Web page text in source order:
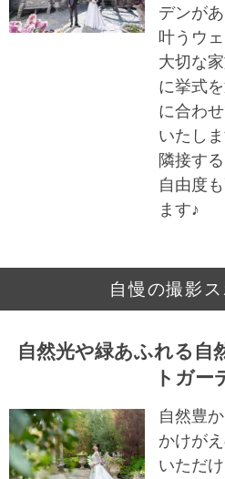
デンが
叶うウ
大切な
に挙式
に合わ
いたし
隣接す
自由度
ます♪
自慢の撮影ス
自然光や緑あふれる自
トガー
自然豊
かけが
いただ